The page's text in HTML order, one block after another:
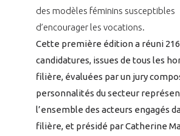
des modèles féminins susceptibles
d’encourager les vocations.
Cette première édition a réuni 216
candidatures, issues de tous les
filière, évaluées par un jury
personnalités du secteur
l’ensemble des acteurs engagés
filière, et présidé par Catherine